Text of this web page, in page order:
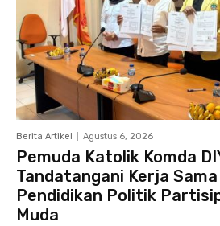
Berita Artikel Agustus 6, 2026
Pemuda Katolik Komda
Tandatangani Kerja
Pendidikan Politik
Muda